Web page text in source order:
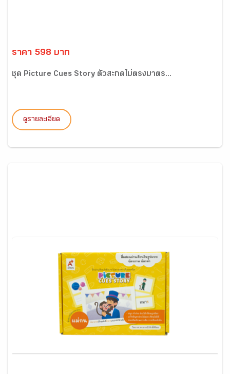
ราคา 598 บาท
ชุด Picture Cues Story ตัวสะกดไม่ตรงมาตร...
ดูรายละเอียด